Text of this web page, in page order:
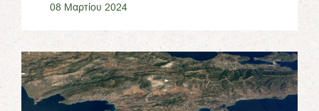
08 Μαρτίου 2024